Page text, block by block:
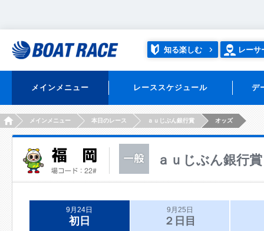
知る楽しむ レーサ
メインメニュー レーススケジュール デ
HOMEメインメニュー 本日のレース ａｕじぶん銀行賞 オッズ
ａｕじぶん銀行賞
9月24日
初日
9月25日
２日目